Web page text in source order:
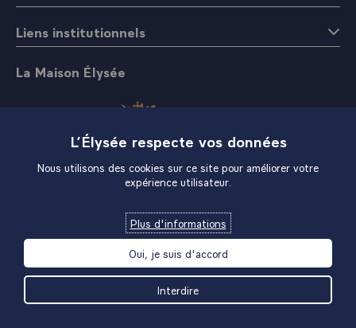
Liens institutionnels
La Maison Élysée
L’Élysée respecte vos données
Nous utilisons des cookies sur ce site pour améliorer votre
expérience utilisateur.
Plus d'informations
Oui, je suis d'accord
Interdire